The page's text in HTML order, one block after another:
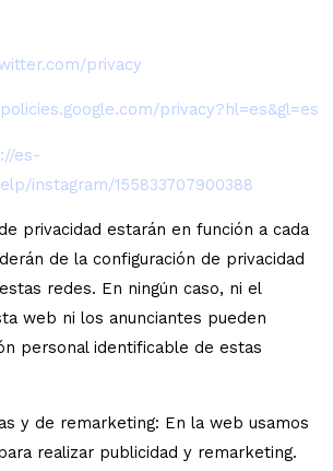
privacy
privacy?hl=es&gl=es
es-
instagram/155833707900388
privacidad estarán en función a cada
de la configuración de privacidad
redes. En ningún caso, ni el
web ni los anunciantes pueden
personal identificable de estas
y de remarketing: En la web usamos
realizar publicidad y remarketing.